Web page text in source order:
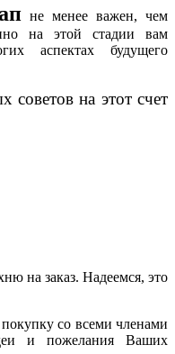
не менее важен, чем
на этой стадии вам
аспектах будущего
на этот счет
на заказ. Надеемся, это
со всеми членами
и пожелания Ваших